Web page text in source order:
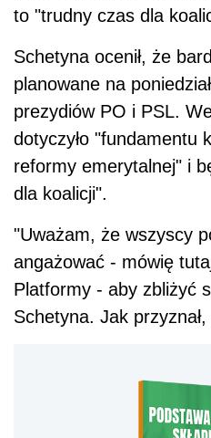
to "trudny czas dla
Schetyna ocenił, że
planowane na
prezydiów PO i PSL.
dotyczyło "fundamentu
reformy emerytalnej" i
dla koalicji".
"Uważam, że wszyscy
angażować - mówię
Platformy - aby zbliżyć
Schetyna. Jak